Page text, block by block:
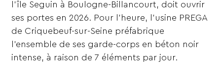
l’île Seguin à Boulogne-Billancourt, doit ouvrir
ses portes en 2026. Pour l’heure, l’usine PREGA
de Criquebeuf-sur-Seine préfabrique
l’ensemble de ses garde-corps en béton noir
intense, à raison de 7 éléments par jour.